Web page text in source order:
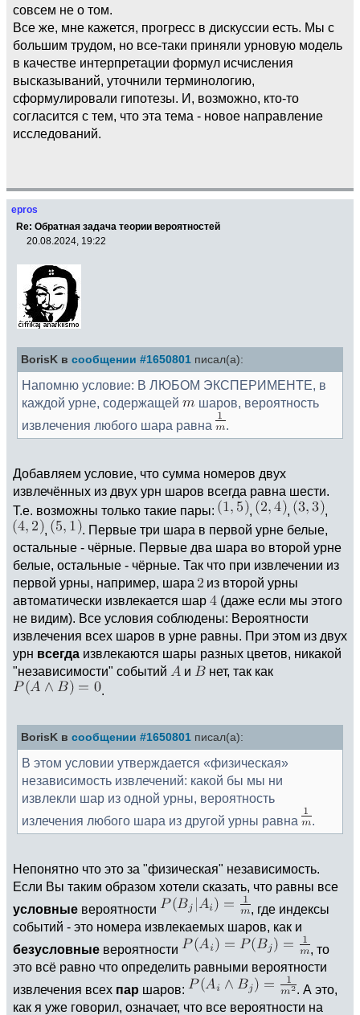
совсем не о том.
Все же, мне кажется, прогресс в дискуссии есть. Мы с
большим трудом, но все-таки приняли урновую модель
в качестве интерпретации формул исчисления
высказываний, уточнили терминологию,
сформулировали гипотезы. И, возможно, кто-то
согласится с тем, что эта тема - новое направление
исследований.
epros
Re: Обратная задача теории вероятностей
20.08.2024, 19:22
BorisK в сообщении #1650801 писал(а):
Напомню условие: В ЛЮБОМ ЭКСПЕРИМЕНТЕ, в
каждой урне, содержащей
шаров, вероятность
извлечения любого шара равна
.
Добавляем условие, что сумма номеров двух
извлечённых из двух урн шаров всегда равна шести.
Т.е. возможны только такие пары:
, ,
,
,
. Первые три шара в первой урне белые,
остальные - чёрные. Первые два шара во второй урне
белые, остальные - чёрные. Так что при извлечении из
первой урны, например, шара
из второй урны
автоматически извлекается шар
(даже если мы этого
не видим). Все условия соблюдены: Вероятности
извлечения всех шаров в урне равны. При этом из двух
урн всегда извлекаются шары разных цветов, никакой
"независимости" событий
и
нет, так как
.
BorisK в сообщении #1650801 писал(а):
В этом условии утверждается «физическая»
независимость извлечений: какой бы мы ни
извлекли шар из одной урны, вероятность
излечения любого шара из другой урны равна
.
Непонятно что это за "физическая" независимость.
Если Вы таким образом хотели сказать, что равны все
условные вероятности
, где индексы
событий - это номера извлекаемых шаров, как и
безусловные вероятности
, то
это всё равно что определить равными вероятности
извлечения всех пар шаров:
. А это,
как я уже говорил, означает, что все вероятности на